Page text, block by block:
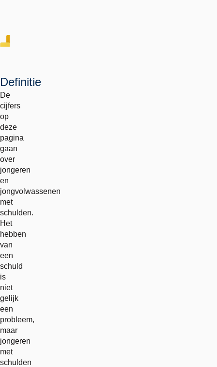
Definitie
De
cijfers
op
deze
pagina
gaan
over
jongeren
en
jongvolwassenen
met
schulden.
Het
hebben
van
een
schuld
is
niet
gelijk
een
probleem,
maar
jongeren
met
schulden